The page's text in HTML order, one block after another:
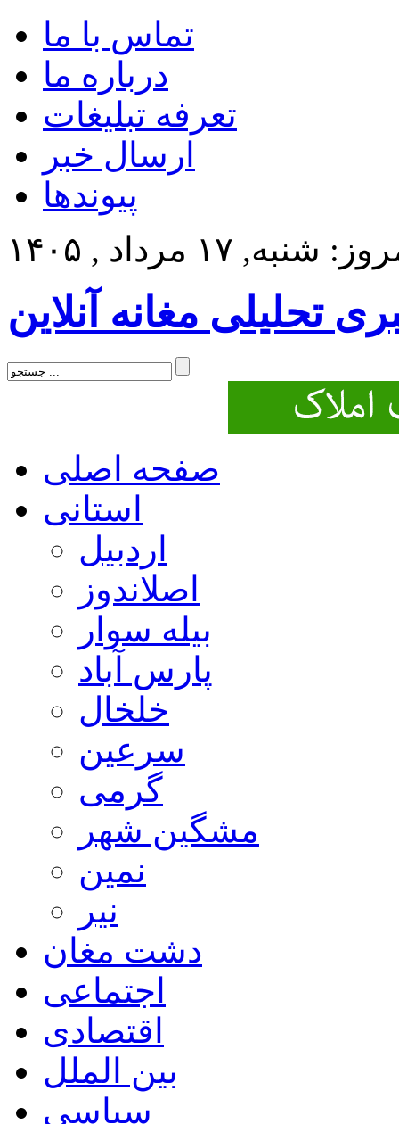
تماس با ما
درباره ما
تعرفه تبلیغات
ارسال خبر
پیوندها
شنبه, ۱۷ مرداد , ۱۴۰۵
تحلیلی مغانه آنلاین
صفحه اصلی
استانی
اردبیل
اصلاندوز
بیله سوار
پارس آباد
خلخال
سرعین
گرمی
مشگین شهر
نمین
نیر
دشت مغان
اجتماعی
اقتصادی
بین الملل
سیاسی